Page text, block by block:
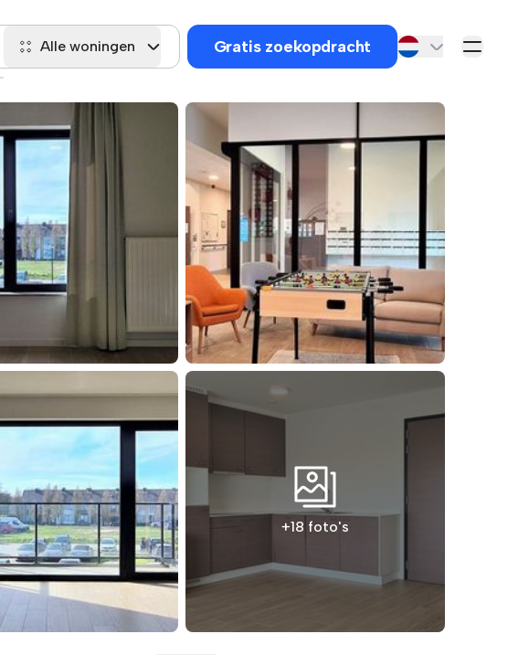
Alle woningen Gratis zoekopdracht
+18 foto's